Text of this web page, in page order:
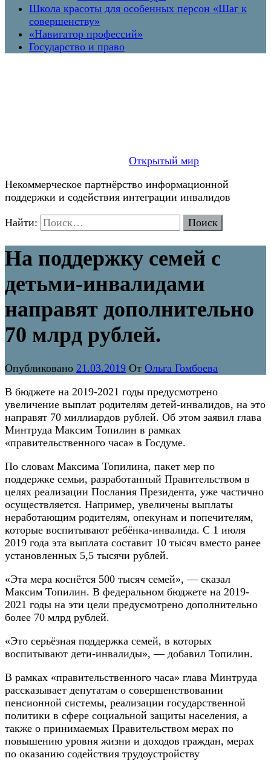
Школа красоты для особенных персон «Шаг к
совершенству»
«Навигатор профессий»
Государство и право
Открытый мир
Некоммерческое партнёрство информационной
поддержки и содействия интеграции инвалидов
Найти:
На поддержку семей с
детьми-инвалидами
направят дополнительно
70 млрд рублей.
Опубликовано 21.03.2019 От Ольга Гомбоева
В бюджете на 2019-2021 годы предусмотрено
увеличение выплат родителям детей-инвалидов, на это
направят 70 миллиардов рублей. Об этом заявил глава
Минтруда Максим Топилин в рамках
«правительственного часа» в Госдуме.
По словам Максима Топилина, пакет мер по
поддержке семьи, разработанный Правительством в
целях реализации Послания Президента, уже частично
осуществляется. Например, увеличены выплаты
неработающим родителям, опекунам и попечителям,
которые воспитывают ребёнка-инвалида. С 1 июля
2019 года эта выплата составит 10 тысяч вместо ранее
установленных 5,5 тысячи рублей.
«Эта мера коснётся 500 тысяч семей», — сказал
Максим Топилин. В федеральном бюджете на 2019-
2021 годы на эти цели предусмотрено дополнительно
более 70 млрд рублей.
«Это серьёзная поддержка семей, в которых
воспитывают дети-инвалиды», — добавил Топилин.
В рамках «правительственного часа» глава Минтруда
рассказывает депутатам о совершенствовании
пенсионной системы, реализации государственной
политики в сфере социальной защиты населения, а
также о принимаемых Правительством мерах по
повышению уровня жизни и доходов граждан, мерах
по оказанию содействия трудоустройству